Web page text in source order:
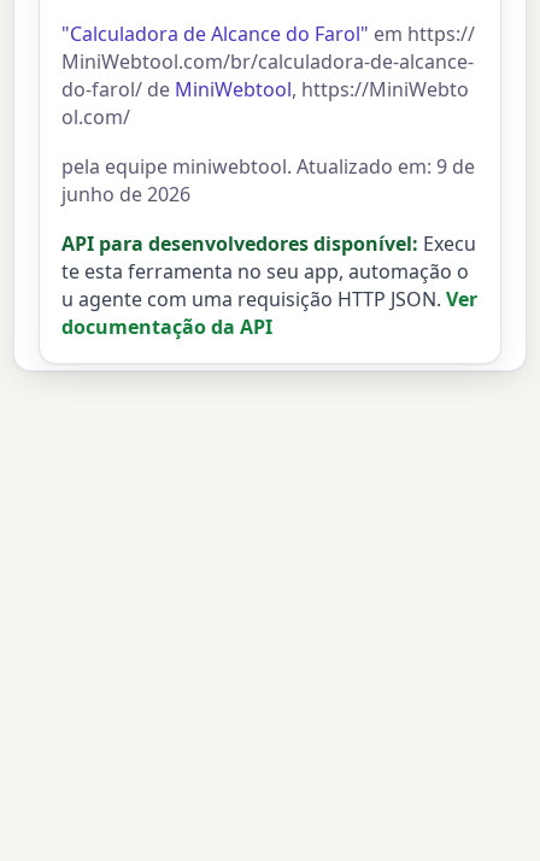
"Calculadora de Alcance do Farol" em https://
MiniWebtool.com/br/calculadora-de-alcance-
do-farol/ de MiniWebtool, https://MiniWebto
ol.com/
pela equipe miniwebtool. Atualizado em: 9 de
junho de 2026
API para desenvolvedores disponível: Execu
te esta ferramenta no seu app, automação o
u agente com uma requisição HTTP JSON. Ver
documentação da API